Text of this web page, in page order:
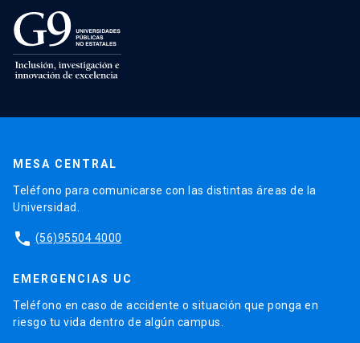
MESA CENTRAL
Teléfono para comunicarse con las distintas áreas de la
Universidad.
phone (56)95504 4000
EMERGENCIAS UC
Teléfono en caso de accidente o situación que ponga en
riesgo tu vida dentro de algún campus.